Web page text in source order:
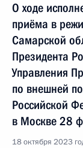
О ходе
приёма в
Самарской
Президента
Управления
по внешней
Российской
в Москве 28
18 октября 2023